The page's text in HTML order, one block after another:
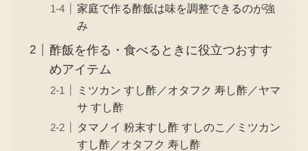
家庭で作る酢飯は味を調整できるのが強
み
酢飯を作る・食べるときに役立つおすす
めアイテム
ミツカン すし酢／オタフク 寿し酢／ヤマ
サ すし酢
タマノイ 粉末すし酢 すしのこ／ミツカン
すし酢／オタフク 寿し酢